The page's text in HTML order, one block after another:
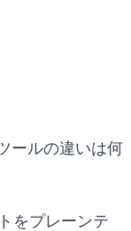
ールの違いは何
をプレーンテ